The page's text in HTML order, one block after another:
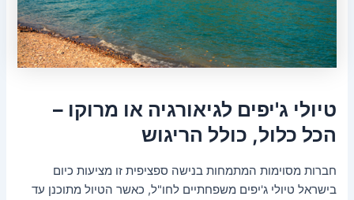
טיולי ג'יפים לגיאורגיה או מרוקו –
הכל כלול, כולל הריגוש
חברות מסוימות המתמחות בנישה ספציפית זו מציעות כיום
בישראל טיולי ג'יפים משפחתיים לחו"ל, כאשר הטיול מתוכנן עד